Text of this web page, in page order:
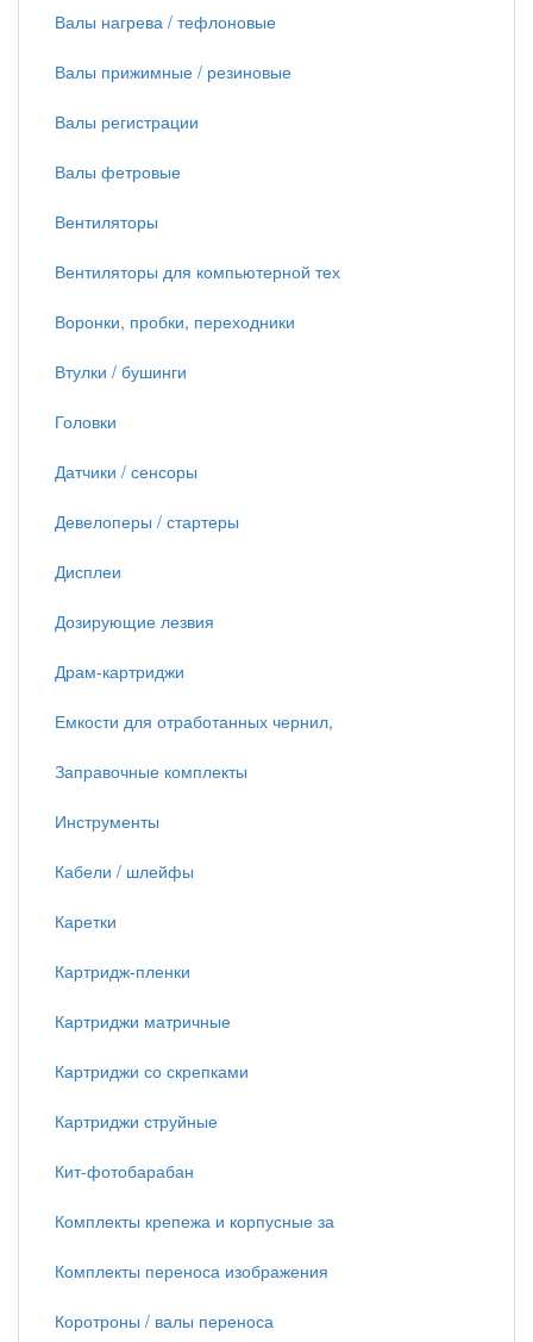
Валы нагрева / тефлоновые
Валы прижимные / резиновые
Валы регистрации
Валы фетровые
Вентиляторы
Вентиляторы для компьютерной тех
Воронки, пробки, переходники
Втулки / бушинги
Головки
Датчики / сенсоры
Девелоперы / стартеры
Дисплеи
Дозирующие лезвия
Драм-картриджи
Емкости для отработанных чернил,
Заправочные комплекты
Инструменты
Кабели / шлейфы
Каретки
Картридж-пленки
Картриджи матричные
Картриджи со скрепками
Картриджи струйные
Кит-фотобарабан
Комплекты крепежа и корпусные за
Комплекты переноса изображения
Коротроны / валы переноса